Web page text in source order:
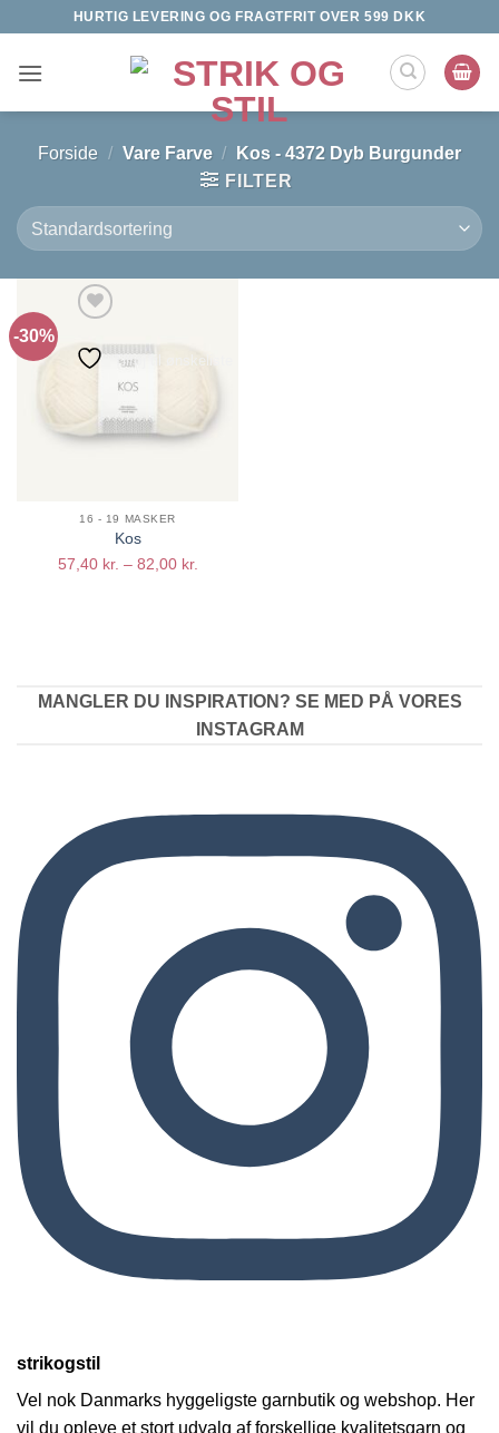
indhold
HURTIG LEVERING OG FRAGTFRIT OVER 599 DKK
Forside / Vare Farve /
Kos - 4372 Dyb Burgunder
FILTER
-30%
Tilføj til ønskeliste
16 - 19 MASKER
Kos
57,40 kr. – 82,00 kr.
MANGLER DU INSPIRATION? SE MED PÅ VORES
INSTAGRAM
strikogstil
Vel nok Danmarks hyggeligste garnbutik og webshop. Her
vil du opleve et stort udvalg af forskellige kvalitetsgarn og